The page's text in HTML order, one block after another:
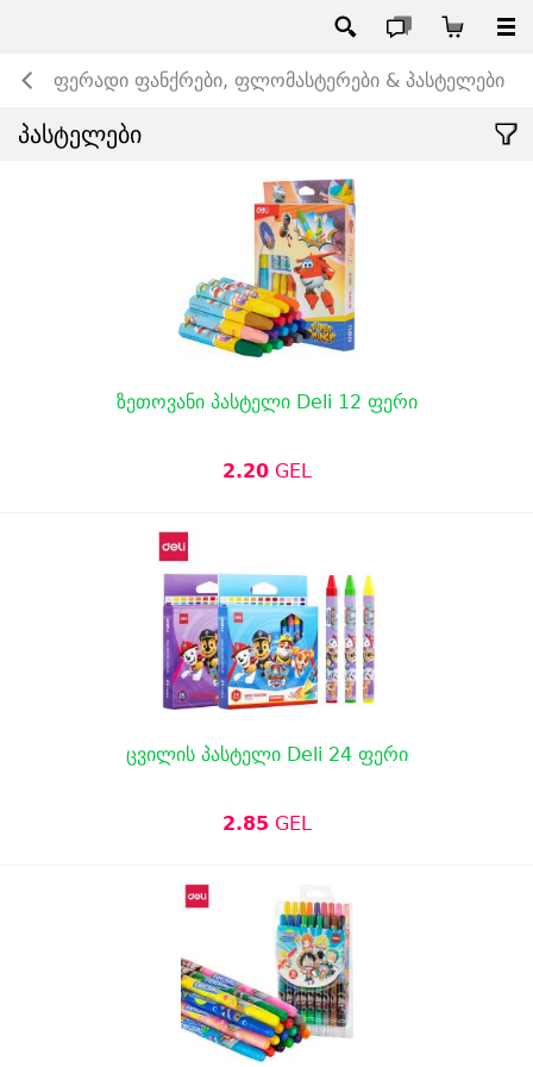
ფერადი ფანქრები, ფლომასტერები & პასტელები
პასტელები
ზეთოვანი პასტელი Deli 12 ფერი
2.20GEL
ცვილის პასტელი Deli 24 ფერი
2.85 GEL